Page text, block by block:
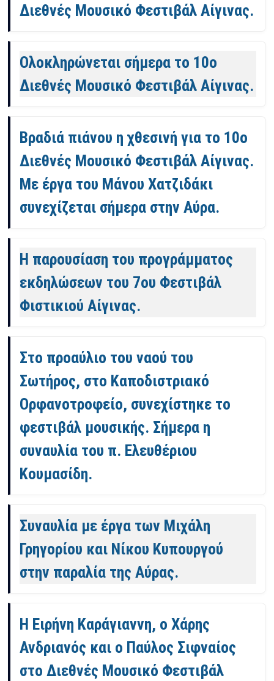
Διεθνές Μουσικό Φεστιβάλ Αίγινας.
Ολοκληρώνεται σήμερα το 10ο
Διεθνές Μουσικό Φεστιβάλ Αίγινας.
Βραδιά πιάνου η χθεσινή για το 10ο
Διεθνές Μουσικό Φεστιβάλ Αίγινας.
Με έργα του Μάνου Χατζιδάκι
συνεχίζεται σήμερα στην Αύρα.
Η παρουσίαση του προγράμματος
εκδηλώσεων του 7ου Φεστιβάλ
Φιστικιού Αίγινας.
Στο προαύλιο του ναού του
Σωτήρος, στο Καποδιστριακό
Ορφανοτροφείο, συνεχίστηκε το
φεστιβάλ μουσικής. Σήμερα η
συναυλία του π. Ελευθέριου
Κουμασίδη.
Συναυλία με έργα των Μιχάλη
Γρηγορίου και Νίκου Κυπουργού
στην παραλία της Αύρας.
Η Ειρήνη Καράγιαννη, ο Xάρης
Ανδριανός και ο Παύλος Σιφναίος
στο Διεθνές Μουσικό Φεστιβάλ